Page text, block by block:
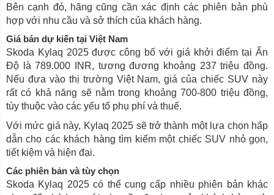
Bên cạnh đó, hãng cũng cần xác định các phiên bản phù
hợp với nhu cầu và sở thích của khách hàng.
Giá bán dự kiến tại Việt Nam
Skoda Kylaq 2025 được công bố với giá khởi điểm tại Ấn
Độ là 789.000 INR, tương đương khoảng 237 triệu đồng.
Nếu đưa vào thị trường Việt Nam, giá của chiếc SUV này
rất có khả năng sẽ nằm trong khoảng 700-800 triệu đồng,
tùy thuộc vào các yếu tố phụ phí và thuế.
Với mức giá này, Kylaq 2025 sẽ trở thành một lựa chọn hấp
dẫn cho các khách hàng tìm kiếm một chiếc SUV nhỏ gọn,
tiết kiệm và hiện đại.
Các phiên bản và tùy chọn
Skoda Kylaq 2025 có thể cung cấp nhiều phiên bản khác